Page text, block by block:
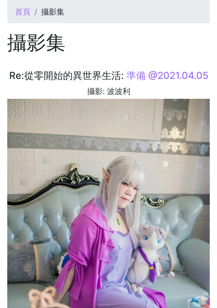
您在這裡
首頁 攝影集
攝影集
Re:從零開始的異世界生活: 準備 @2021.04.05
攝影: 波波利